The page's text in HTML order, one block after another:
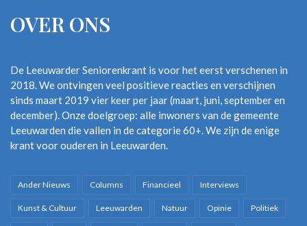
OVER ONS
De Leeuwarder Seniorenkrant is voor het eerst verschenen in
2018. We ontvingen veel positieve reacties en verschijnen
sinds maart 2019 vier keer per jaar (maart, juni, september en
december). Onze doelgroep: alle inwoners van de gemeente
Leeuwarden die vallen in de categorie 60+. We zijn de enige
krant voor ouderen in Leeuwarden.
Ander Nieuws Columns Financieel Interviews
Kunst & Cultuur Leeuwarden Natuur Opinie Politiek